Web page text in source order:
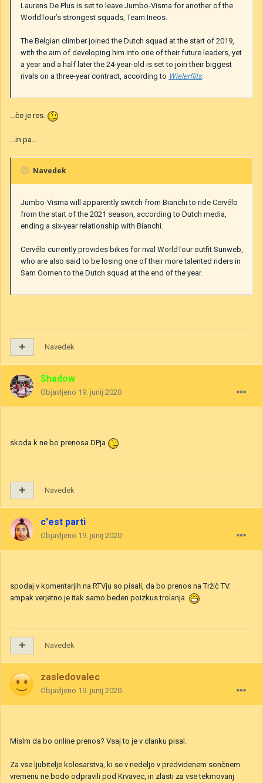
Laurens De Plus is set to leave Jumbo-Visma for another of the
WorldTour’s strongest squads, Team Ineos.
The Belgian climber joined the Dutch squad at the start of 2019,
with the aim of developing him into one of their future leaders, yet
a year and a half later the 24-year-old is set to join their biggest
rivals on a three-year contract, according to Wielerflits.
...če je res.
...in pa...
Navedek
Jumbo-Visma will apparently switch from Bianchi to ride Cervélo
from the start of the 2021 season, according to Dutch media,
ending a six-year relationship with Bianchi.
Cervélo currently provides bikes for rival WorldTour outfit Sunweb,
who are also said to be losing one of their more talented riders in
Sam Oomen to the Dutch squad at the end of the year.
Navedek
Shadow
Objavljeno 19. junij 2020
skoda k ne bo prenosa DPja
Navedek
c'est parti
Objavljeno 19. junij 2020
spodaj v komentarjih na RTVju so pisali, da bo prenos na Tržič TV.
ampak verjetno je itak samo beden poizkus trolanja.
Navedek
zasledovalec
Objavljeno 19. junij 2020
Mislm da bo online prenos? Vsaj to je v clanku pisal.
Za vse ljubitelje kolesarstva, ki se v nedeljo v predvidenem sončnem
vremenu ne bodo odpravili pod Krvavec, in zlasti za vse tekmovanj